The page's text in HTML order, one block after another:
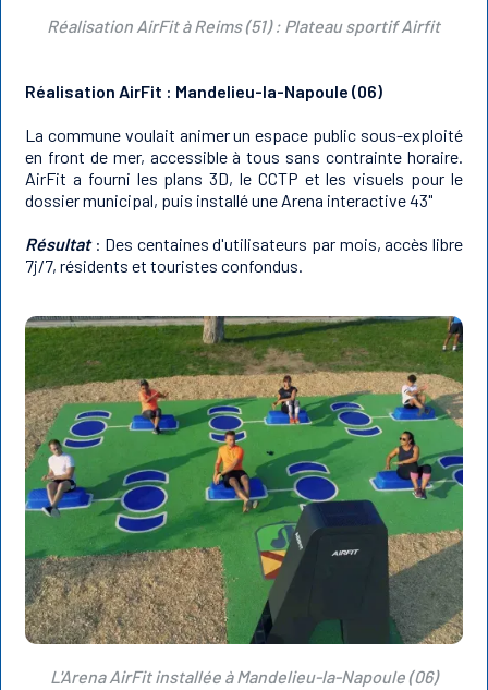
Réalisation AirFit à Reims (51) : Plateau sportif Airfit
Réalisation AirFit : Mandelieu-la-Napoule (06)
La commune voulait animer un espace public sous-exploité
en front de mer, accessible à tous sans contrainte horaire.
AirFit a fourni les plans 3D, le CCTP et les visuels pour le
dossier municipal, puis installé une Arena interactive 43"
Résultat: Des centaines d'utilisateurs par mois, accès libre
7j/7, résidents et touristes confondus.
L'Arena AirFit installée à Mandelieu-la-Napoule (06)